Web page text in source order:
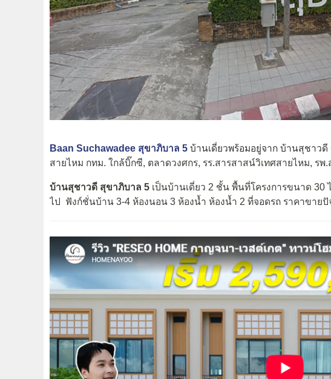
Baan Suchawadee สุขาภิบาล 5 บ้านเดี่ยวพร้อมอยู่จาก บ้านสุชาวดี
สายไหม กทม. ใกล้บิ๊กซี, ตลาดวงศกร, รร.สารสาสน์วิเทศสายไหม, ร
บ้านสุชาวดี สุขาภิบาล 5 เป็นบ้านเดี่ยว 2 ชั้น พื้นที่โครงการขนาด 30
ไป ฟังก์ชั่นบ้าน 3-4 ห้องนอน 3 ห้องน้ำ ห้องน้ำ 2 ที่จอดรถ ราคาขาย